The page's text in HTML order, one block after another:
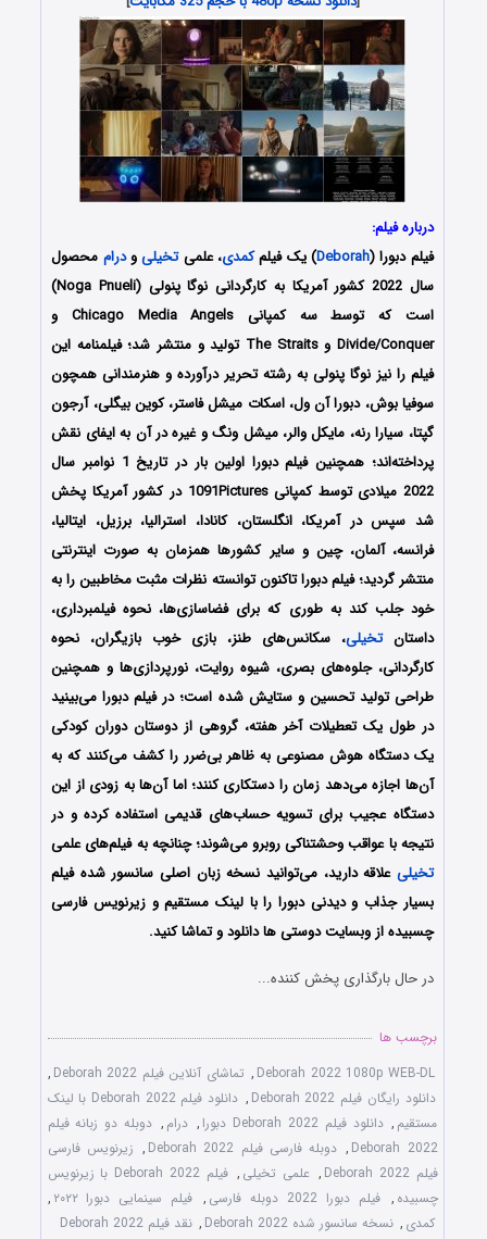
درباره فیلم:
فیلمدبورا(
Deborah) یک فیلمکمدی، علمیتخیلیودرام محصول
سال 2022 کشور آمریکا به کارگردانی نوگا پنولی (Noga Pnueli)
است که توسط سه کمپانی‌ Chicago Media Angels و
Divide/Conquer و The Straits تولید و منتشر شد؛ فیلمنامه این
فیلم را نیز نوگا پنولی به رشته تحریر درآورده و هنرمندانی همچون
سوفیا بوش، دبورا آن ول، اسکات میشل فاستر، کوین بیگلی، آرجون
گپتا، سیارا رنه، مایکل والر، میشل ونگ و غیره در آن به ایفای نقش
پرداخته‌اند؛ همچنین فیلم دبورا اولین بار در تاریخ 1 نوامبر سال
2022 میلادی توسط کمپانی 1091Pictures در کشور آمریکا پخش
شد سپس در آمریکا، انگلستان، کانادا، استرالیا، برزیل، ایتالیا،
فرانسه، آلمان، چین و سایر کشورها همزمان به صورت اینترنتی
منتشر گردید؛ فیلم دبورا تاکنون توانسته نظرات مثبت مخاطبین را به
خود جلب کند به طوری که برای فضاسازی‌ها، نحوه فیلمبرداری،
داستانتخیلی، سکانس‌های طنز، بازی خوب بازیگران، نحوه
کارگردانی، جلوه‌های بصری، شیوه روایت، نورپردازی‌ها و همچنین
طراحی تولید تحسین و ستایش شده است؛ در فیلم دبورا می‌بینید
در طول یک تعطیلات آخر هفته، گروهی از دوستان دوران کودکی
یک دستگاه هوش مصنوعی به ظاهر بی‌ضرر را کشف می‌کنند که به
آن‌ها اجازه می‌دهد زمان را دستکاری کنند؛ اما آن‌ها به زودی از این
دستگاه عجیب برای تسویه حساب‌های قدیمی استفاده کرده و در
نتیجه با عواقب وحشتناکی روبرو می‌شوند؛ چنانچه به فیلم‌های علمی
تخیلی علاقه دارید، می‌توانید نسخه زبان اصلی سانسور شده فیلم
بسیار جذاب و دیدنی دبورا را با ‌لینک مستقیم و زیرنویس فارسی
چسبیده از وبسایت دوستی ها دانلود و تماشا کنید.
در حال بارگذاری پخش کننده...
برچسب ها
Deborah 2022 1080p WEB-DL
, تماشای آنلاین فیلم Deborah 2022
,
دانلود رایگان فیلم Deborah 2022
,
دانلود فیلم Deborah 2022 با لینک
مستقیم , دانلود فیلم Deborah 2022 دبورا , درام , دوبله دو زبانه فیلم
Deborah 2022
, دوبله فارسی فیلم Deborah 2022 , زیرنویس فارسی
فیلم Deborah 2022
, علمی تخیلی ,
فیلم Deborah 2022 با زیرنویس
چسبیده , فیلم دبورا 2022 دوبله فارسی , فیلم سینمایی دبورا ۲۰۲۲
,
کمدی , نسخه سانسور شده Deborah 2022 , نقد فیلم Deborah 2022